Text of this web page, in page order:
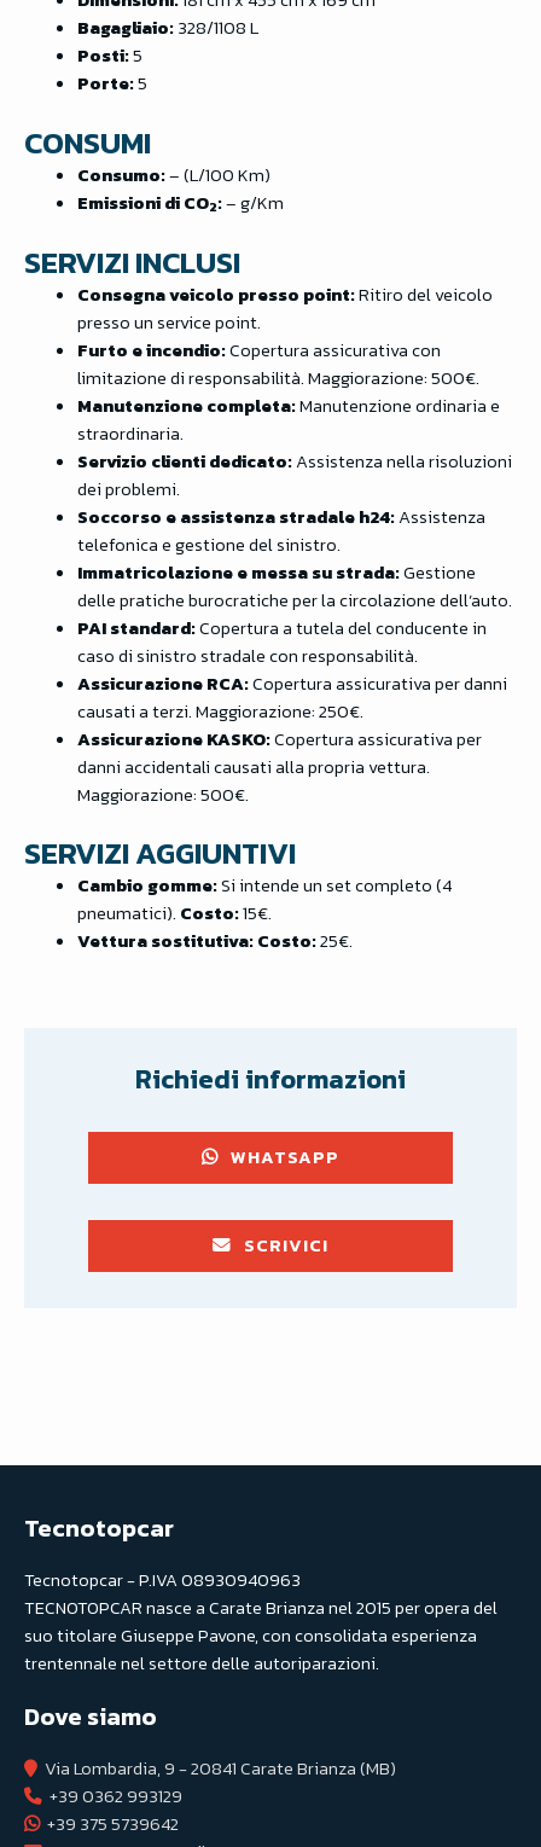
Bagagliaio:328/1108 L
Posti:5
Porte:5
CONSUMI
Consumo:– (L/100 Km)
Emissioni di CO2:– g/Km
SERVIZI INCLUSI
Consegna veicolo presso point:Ritiro del veicolo
presso un service point.
Furto e incendio:Copertura assicurativa con
limitazione di responsabilità. Maggiorazione: 500€.
Manutenzione completa:Manutenzione ordinaria e
straordinaria.
Servizio clienti dedicato:Assistenza nella risoluzioni
dei problemi.
Soccorso e assistenza stradale h24:Assistenza
telefonica e gestione del sinistro.
Immatricolazione e messa su strada:Gestione
delle pratiche burocratiche per la circolazione dell’auto.
PAI standard:Copertura a tutela del conducente in
caso di sinistro stradale con responsabilità.
Assicurazione RCA:Copertura assicurativa per danni
causati a terzi. Maggiorazione: 250€.
Assicurazione KASKO:Copertura assicurativa per
danni accidentali causati alla propria vettura.
Maggiorazione: 500€.
SERVIZI AGGIUNTIVI
Cambio gomme:Si intende un set completo (4
pneumatici). Costo:15€.
Vettura sostitutiva:Costo:25€.
Richiedi informazioni
WHATSAPP
SCRIVICI
Tecnotopcar
Tecnotopcar - P.IVA 08930940963
TECNOTOPCAR nasce a Carate Brianza nel 2015 per opera del
suo titolare Giuseppe Pavone, con consolidata esperienza
trentennale nel settore delle autoriparazioni.
Dove siamo
Via Lombardia, 9 - 20841 Carate Brianza (MB)
+39 0362 993129
+39 375 5739642